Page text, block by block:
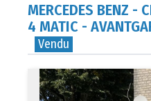
MERCEDES BENZ -
4 MATIC -
Vendu